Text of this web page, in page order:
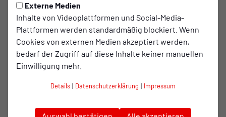
Externe Medien
Inhalte von Videoplattformen und Social-Media-
Plattformen werden standardmäßig blockiert. Wenn
Cookies von externen Medien akzeptiert werden,
bedarf der Zugriff auf diese Inhalte keiner manuellen
Einwilligung mehr.
Details | Datenschutzerklärung | Impressum
Mit Illia Poliakov, Ilias El Amrani, Tim Krohn, Drew Murray,
Eric Gueye und Moritz Stoppelkamp werden sechs Spieler
den Verein am Saisonende verlassen. Alle Akteure werden
vor dem Anpfiff zum Spiel gegen Borussia
Mönchengladbach II im Stadion Niederrhein gebührend
ihren Beitrag zu einer erfolgreichen Saison geleistet